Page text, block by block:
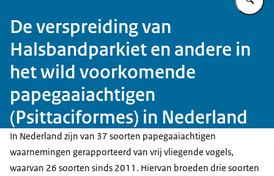
De verspreiding van
Halsbandparkiet en andere in
het wild voorkomende
papegaaiachtigen
(Psittaciformes) in Nederland
In Nederland zijn van 37 soorten papegaaiachtigen
waarnemingen gerapporteerd van vrij vliegende vogels,
waarvan 26 soorten sinds 2011. Hiervan broeden drie soorten